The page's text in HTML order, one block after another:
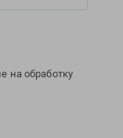
на обработку